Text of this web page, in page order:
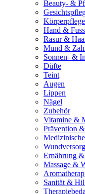
Beauty- &
Körperpflege
Hand &
Rasur &
Mund &
Sonnen- &
Düfte
Teint
Augen
Lippen
Nägel
Zubehör
Vitamine &
Prävention
Ernährung
Massage &
Sanität &